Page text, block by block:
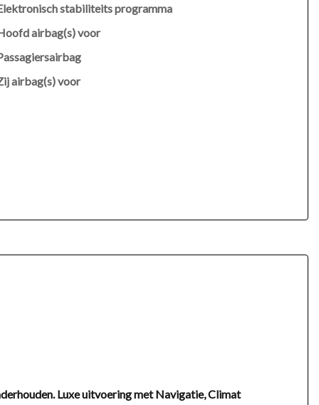
stabiliteits programma
airbag(s) voor
airbag(s) voor
Luxe uitvoering met Navigatie, Climat